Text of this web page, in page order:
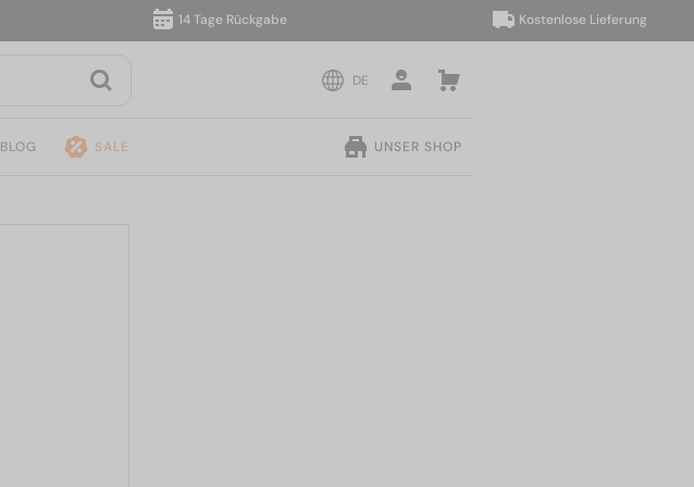
14 Tage Rückgabe Kostenlose Lieferung
DE
BLOG SALE UNSER SHOP